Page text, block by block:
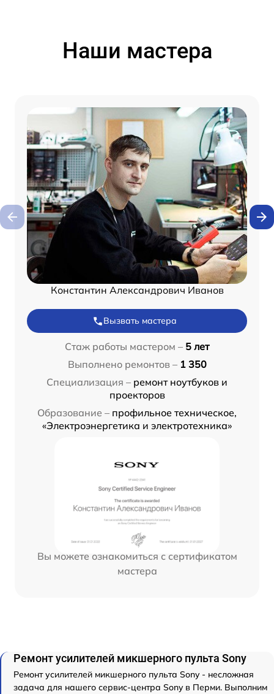
Наши мастера
Константин Александрович Иванов
Вызвать мастера
Стаж работы мастером – 5 лет
Выполнено ремонтов – 1 350
Специализация – ремонт ноутбуков и
проекторов
Образование – профильное техническое,
«Электроэнергетика и электротехника»
Вы можете ознакомиться с сертификатом
мастера
Ремонт усилителей микшерного пульта Sony
Ремонт усилителей микшерного пульта Sony - несложная
задача для нашего сервис-центра Sony в Перми. Выполним